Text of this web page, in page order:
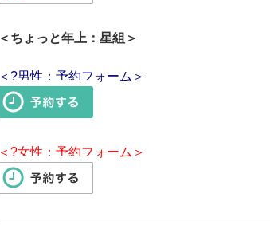
＜ちょっと年上：星組＞
＜?男性：予約フォーム＞
＜?女性：予約フォーム＞